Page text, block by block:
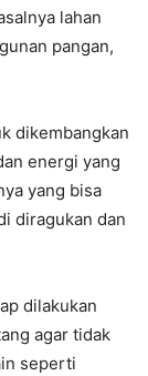
lahan
pangan,
dikembangkan
energi yang
yang bisa
diragukan dan
dilakukan
agar tidak
seperti